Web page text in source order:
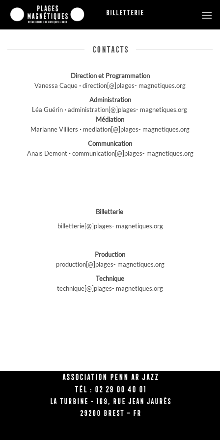
Passer
contenu
Billetterie
CONTACTS
Direction et Programmation
Vanessa Caque ·direction[@]plages- magnetiques.org
Administration
Léa Guérin ·administration[@]plages- magnetiques.org
Médiation
Marianne Villiers · mediation[@]plages- magnetiques.org
Communication
Anaïs Demont ·communication[@]plages- magnetiques.org
Billetterie
billetterie[@]plages- magnetiques.org
Production
production[@]plages- magnetiques.org
Technique
technique[@]plages- magnetiques.org
Association Penn Ar Jazz
Tél : 02 29 00 40 01
La Turbine • 169, rue Jean Jaurès
29200 BREST – FR